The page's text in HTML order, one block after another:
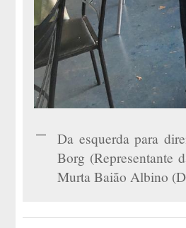
Da esquerda para
Borg (Representante
Murta Baião Albino